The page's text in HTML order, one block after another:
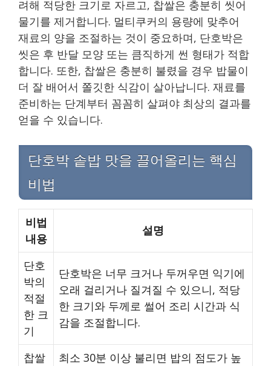
려해 적당한 크기로 자르고, 찹쌀은 충분히 씻어
물기를 제거합니다. 멀티쿠커의 용량에 맞추어
재료의 양을 조절하는 것이 중요하며, 단호박은
씻은 후 반달 모양 또는 큼직하게 썬 형태가 적합
합니다. 또한, 찹쌀은 충분히 불렸을 경우 밥물이
더 잘 배어서 쫄깃한 식감이 살아납니다. 재료를
준비하는 단계부터 꼼꼼히 살펴야 최상의 결과를
얻을 수 있습니다.
단호박 솥밥 맛을 끌어올리는 핵심
비법
비법
내용
설명
단호
박의
적절
한 크
기
단호박은 너무 크거나 두꺼우면 익기에
오래 걸리거나 질겨질 수 있으니, 적당
한 크기와 두께로 썰어 조리 시간과 식
감을 조절합니다.
찹쌀
최소 30분 이상 불리면 밥의 점도가 높